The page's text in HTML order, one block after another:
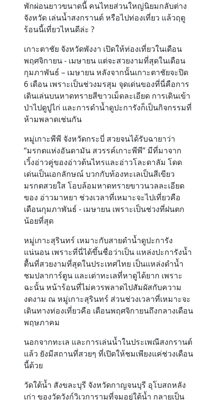
พักผ่อนยาวขนาดนี้ คนไทยส่วนใหญ่นิยมกลับต่าง
จังหวัด เล่นน้ำสงกรานต์ หรือไปท่องเที่ยว แล้วฤดู
ร้อนนี้เที่ยวไหนดีล่ะ ?
เกาะตาชัย จังหวัดพังงา เปิดให้ท่องเที่ยวในเดือน
พฤศจิกายน - เมษายน แต่จะสวยงามที่สุดในเดือน
กุมภาพันธ์ – เมษายน หลังจากนั้นเกาะตาชัยจะปิด
6 เดือน เพราะเป็นช่วงมรสุม จุดเด่นของที่นี่คือการ
เดินเล่นบนหาดทรายสีขาวเม็ดละเอียด การเดินเข้า
ป่าไปดูปูไก่ และการดำน้ำดูปะการังก็เป็นกิจกรรมที่
ห้ามพลาดเช่นกัน
หมู่เกาะพีพี จังหวัดกระบี่ สวยจนได้รับฉายาว่า
“มรกตแห่งอันดามัน สวรรค์เกาะพีพี” มีที่มาจาก
เวิ้งอ่าวคู่ของอ่าวต้นไทรและอ่าวโละดาลัม โดด
เด่นเป็นเอกลักษณ์ บวกกับท้องทะเลเป็นสีเขียว
มรกตสวยใส โอบล้อมหาดทรายขาวนวลละเอียด
ของ อ่าวมาหยา ช่วงเวลาที่เหมาะจะไปเที่ยวคือ
เดือนกุมภาพันธ์ - เมษายน เพราะเป็นช่วงที่ฝนตก
น้อยที่สุด
หมู่เกาะสุรินทร์ เหมาะกับสายดำน้ำดูปะการัง
แน่นอน เพราะที่นี่ได้ขึ้นชื่อว่าเป็น แหล่งปะการังน้ำ
ตื้นที่สวยงามที่สุดในประเทศไทย เป็นแหล่งดำน้ำ
ชมปลาการ์ตูน และเต่าทะเลที่หาดูได้ยาก เพราะ
ฉะนั้น หน้าร้อนที่ไม่ควรพลาดไปสัมผัสกับความ
งดงาม ณ หมู่เกาะสุรินทร์ ส่วนช่วงเวลาที่เหมาะจะ
เดินทางท่องเที่ยวคือ เดือนพฤศจิกายนถึงกลางเดือน
พฤษภาคม
นอกจากทะเล และการเล่นน้ำในประเพณีสงกรานต์
แล้ว ยังมีสถานที่สวยๆ ที่เปิดให้ชมเพียงแค่ช่วงเดือน
นี้ด้วย
วัดใต้น้ำ สังขละบุรี จังหวัดกาญจนบุรี อุโบสถหลัง
เก่า ของวัดวังก์วิเวการามที่จมอยู่ใต้น้ำ กลายเป็น